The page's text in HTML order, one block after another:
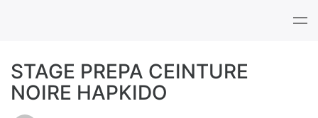
B
STAGE PREPA CEINTURE
NOIRE HAPKIDO